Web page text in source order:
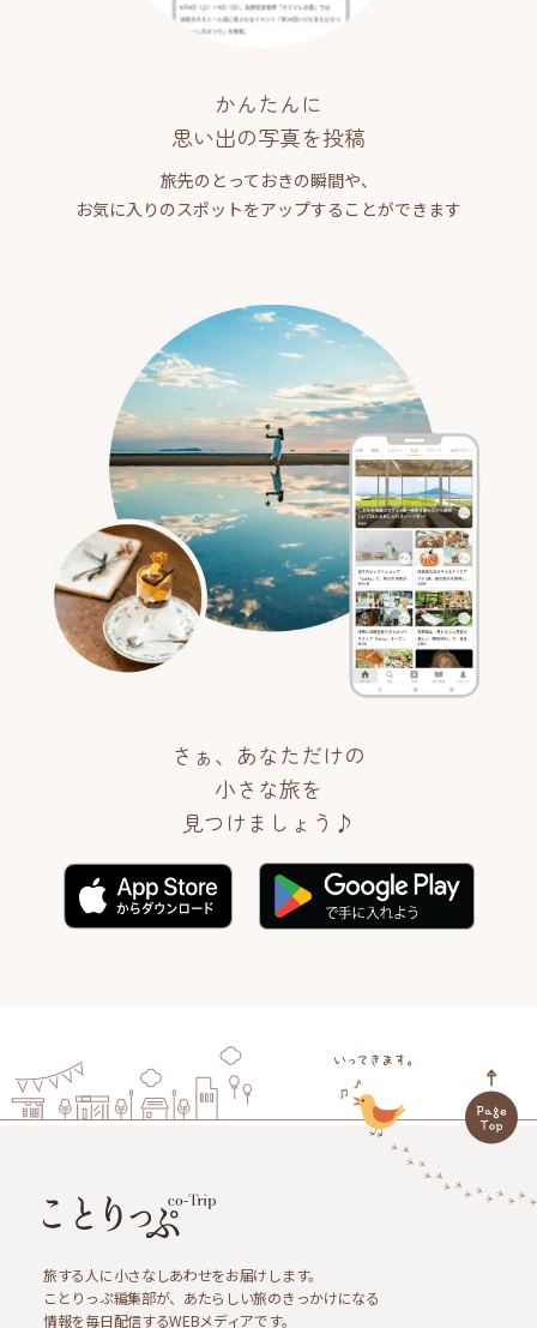
かんたんに
思い出の写真を投稿
旅先のとっておきの瞬間や、
お気に入りのスポットをアップすることができます
さぁ、あなただけの
小さな旅を
見つけましょう♪
旅する人に小さなしあわせをお届けします。
ことりっぷ編集部が、あたらしい旅のきっかけになる
情報を毎日配信するWEBメディアです。